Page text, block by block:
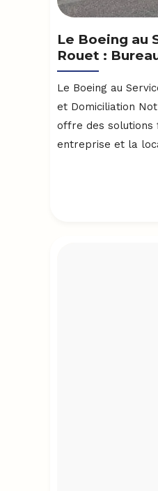
Le Boeing au
Rouet :
Le Boeing au
et Domiciliation
offre des solutions
entreprise et la